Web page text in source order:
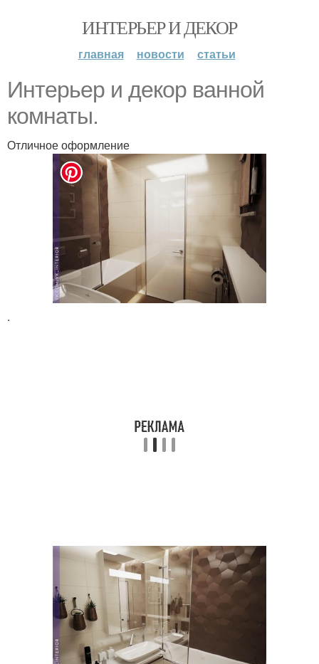
ИНТЕРЬЕР И ДЕКОР
главная новости статьи
Интерьер и декор ванной
комнаты.
Отличное оформление
.